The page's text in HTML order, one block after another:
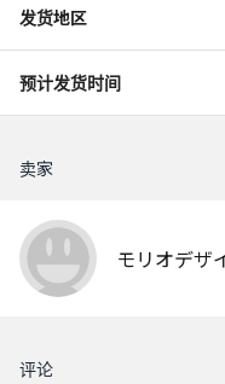
发货地区
预计发货时间
卖家
モリオデザ
评论